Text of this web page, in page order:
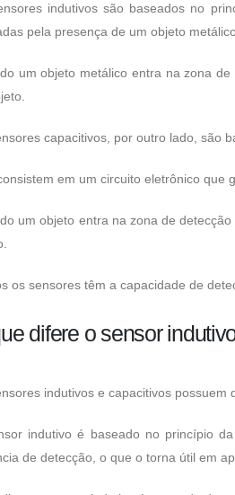
indutivos são baseados no
pela presença de um objeto
um objeto metálico entra na zona
capacitivos, por outro lado, são
em um circuito eletrônico que
um objeto entra na zona de
os sensores têm a capacidade de
difere o sensor
indutivos e capacitivos
indutivo é baseado no princípio
de detecção, o que o torna útil em